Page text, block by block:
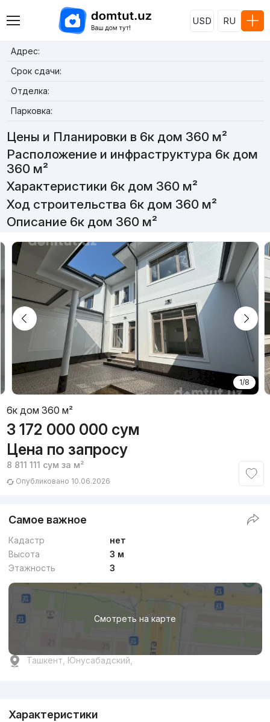
USD RU
Адрес:
Срок сдачи:
Отделка:
Парковка:
Цены и Планировки в 6к дом 360 м²
Расположение и инфраструктура 6к дом
360 м²
Характеристики 6к дом 360 м²
Ход строительства 6к дом 360 м²
Описание 6к дом 360 м²
1/8
6к дом 360 м²
3 172 000 000 сум
Цена по запросу
8 811 111 сум за м²
Опубликовано 10.06.2026
Самое важное
Кадастр
нет
Высота
3 м
Этажность
3
Смотреть на карте
Ташкент, Юнусабадский,
Характеристики